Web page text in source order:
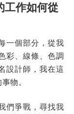
工作如何從
一個部分，從我
彩、線條、色調
設計師，我在這
物。
們爭戰，尋找我